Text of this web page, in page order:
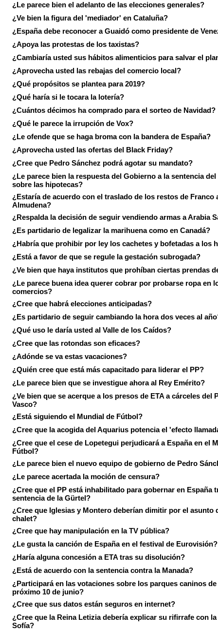
¿Le parece bien el adelanto de las elecciones generales?
¿Ve bien la figura del 'mediador' en Cataluña?
¿España debe reconocer a Guaidó como presidente de
¿Apoya las protestas de los taxistas?
¿Cambiaría usted sus hábitos alimenticios para salvar el
¿Aprovecha usted las rebajas del comercio local?
¿Qué propósitos se plantea para 2019?
¿Qué haría si le tocara la lotería?
¿Cuántos décimos ha comprado para el sorteo de Navidad?
¿Qué le parece la irrupción de Vox?
¿Le ofende que se haga broma con la bandera de España?
¿Aprovecha usted las ofertas del Black Friday?
¿Cree que Pedro Sánchez podrá agotar su mandato?
¿Le parece bien la respuesta del Gobierno a la sentencia
sobre las hipotecas?
¿Estaría de acuerdo con el traslado de los restos de Franco
Almudena?
¿Respalda la decisión de seguir vendiendo armas a Arabia
¿Es partidario de legalizar la marihuena como en Canadá?
¿Habría que prohibir por ley los cachetes y bofetadas a los
¿Está a favor de que se regule la gestación subrogada?
¿Ve bien que haya institutos que prohíban ciertas prendas
¿Le parece buena idea querer cobrar por probarse ropa en
comercios?
¿Cree que habrá elecciones anticipadas?
¿Es partidario de seguir cambiando la hora dos veces al
¿Qué uso le daría usted al Valle de los Caídos?
¿Cree que las rotondas son eficaces?
¿Adónde se va estas vacaciones?
¿Quién cree que está más capacitado para liderar el PP?
¿Le parece bien que se investigue ahora al Rey Emérito?
¿Ve bien que se acerque a los presos de ETA a cárceles del
Vasco?
¿Está siguiendo el Mundial de Fútbol?
¿Cree que la acogida del Aquarius potencia el 'efecto
¿Cree que el cese de Lopetegui perjudicará a España en el
Fútbol?
¿Le parece bien el nuevo equipo de gobierno de Pedro
¿Le parece acertada la moción de censura?
¿Cree que el PP está inhabilitado para gobernar en España
sentencia de la Gürtel?
¿Cree que Iglesias y Montero deberían dimitir por el asunto
chalet?
¿Cree que hay manipulación en la TV pública?
¿Le gusta la canción de España en el festival de Eurovisión?
¿Haría alguna concesión a ETA tras su disolución?
¿Está de acuerdo con la sentencia contra la Manada?
¿Participará en las votaciones sobre los parques caninos de
próximo 10 de junio?
¿Cree que sus datos están seguros en internet?
¿Cree que la Reina Letizia debería explicar su rifirrafe con la
Sofía?